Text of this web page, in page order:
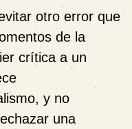
otro error que
de la
crítica a un
y no
una